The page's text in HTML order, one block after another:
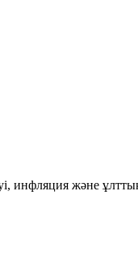
инфляция және